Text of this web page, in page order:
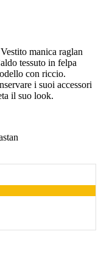
manica raglan
tessuto in felpa
con riccio.
i suoi accessori
il suo look.